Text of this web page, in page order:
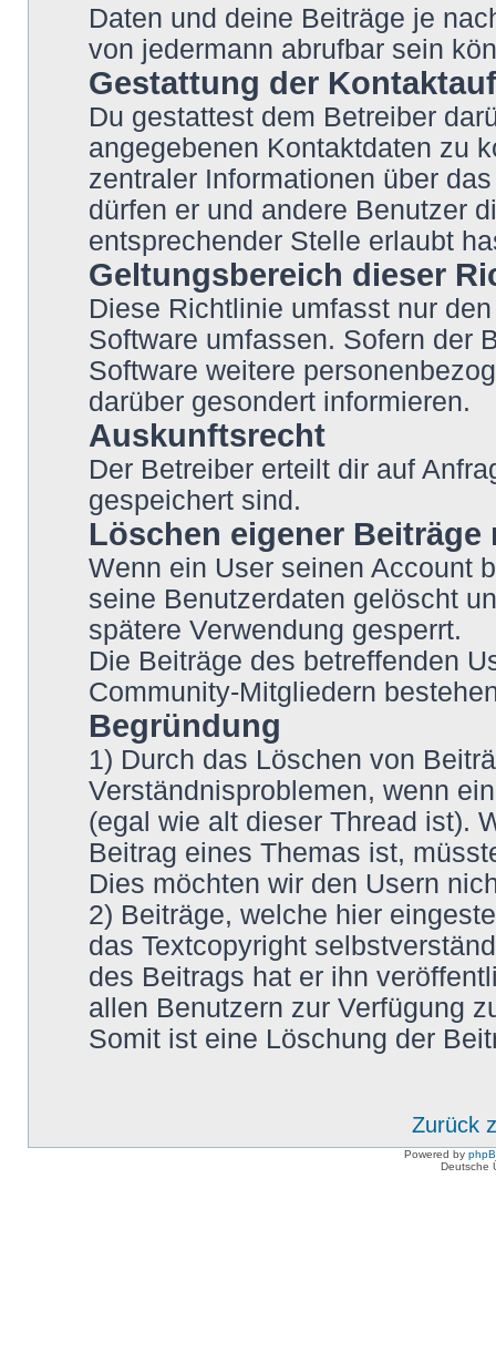
Daten und deine Beiträge je
von jedermann abrufbar sein
Gestattung der
Du gestattest dem Betreiber
angegebenen Kontaktdaten zu
zentraler Informationen über
dürfen er und andere Benutzer
entsprechender Stelle erlaubt
Geltungsbereich dieser
Diese Richtlinie umfasst nur
Software umfassen. Sofern der
Software weitere
darüber gesondert informieren.
Auskunftsrecht
Der Betreiber erteilt dir auf
gespeichert sind.
Löschen eigener
Wenn ein User seinen Account
seine Benutzerdaten gelöscht
spätere Verwendung gesperrt.
Die Beiträge des betreffenden
Community-Mitgliedern
Begründung
1) Durch das Löschen von
Verständnisproblemen, wenn
(egal wie alt dieser Thread ist).
Beitrag eines Themas ist,
Dies möchten wir den Usern
2) Beiträge, welche hier
das Textcopyright
des Beitrags hat er ihn
allen Benutzern zur Verfügung
Somit ist eine Löschung der
Zurück
Powered by
Deutsche